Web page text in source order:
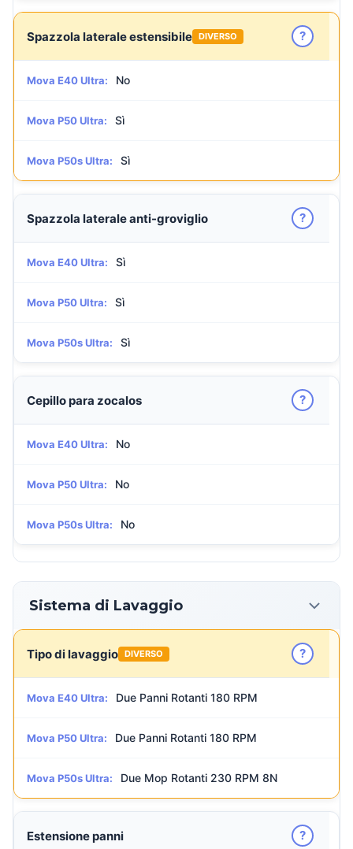
Spazzola laterale estensibile DIVERSO ?
Mova E40 Ultra: No
Mova P50 Ultra: Sì
Mova P50s Ultra: Sì
Spazzola laterale anti-groviglio ?
Mova E40 Ultra: Sì
Mova P50 Ultra: Sì
Mova P50s Ultra: Sì
Cepillo para zocalos ?
Mova E40 Ultra: No
Mova P50 Ultra: No
Mova P50s Ultra: No
Sistema di Lavaggio
Tipo di lavaggio DIVERSO ?
Mova E40 Ultra: Due Panni Rotanti 180 RPM
Mova P50 Ultra: Due Panni Rotanti 180 RPM
Mova P50s Ultra: Due Mop Rotanti 230 RPM 8N
Estensione panni ?